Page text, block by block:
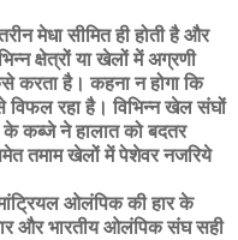
मेधा सीमित ही होती है और
क्षेत्रों या खेलों में अग्रणी
है। कहना न होगा कि
विफल रहा है। विभिन्न खेल संघों
कब्जे ने हालात को बदतर
तमाम खेलों में पेशेवर नजरिये
ओलंपिक की हार के
और भारतीय ओलंपिक संघ सही